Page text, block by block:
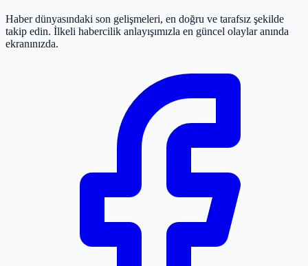
Haber dünyasındaki son gelişmeleri, en doğru ve tarafsız şekilde
takip edin. İlkeli habercilik anlayışımızla en güncel olaylar anında
ekranınızda.